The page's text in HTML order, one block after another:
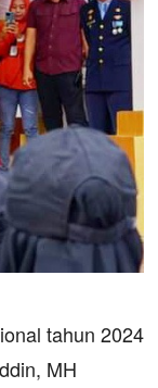
tahun 2024
MH